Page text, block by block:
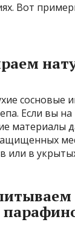
Вот
сосновые
Если вы на
материалы
или в